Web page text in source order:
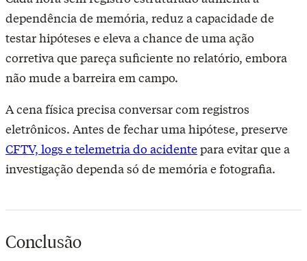
dependência de memória, reduz a capacidade de
testar hipóteses e eleva a chance de uma ação
corretiva que pareça suficiente no relatório, embora
não mude a barreira em campo.
A cena física precisa conversar com registros
eletrônicos. Antes de fechar uma hipótese, preserve
CFTV, logs e telemetria do acidentepara evitar que a
investigação dependa só de memória e fotografia.
Conclusão